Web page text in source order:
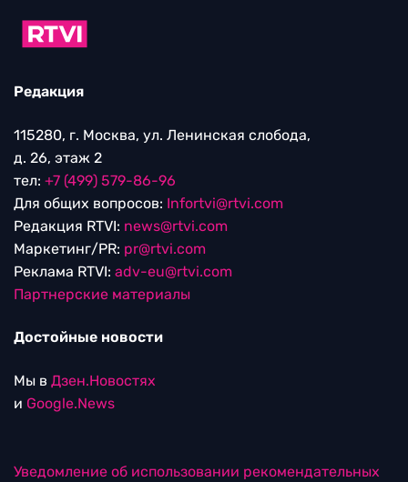
Редакция
115280, г. Москва, ул. Ленинская слобода,
д. 26, этаж 2
тел: +7 (499) 579-86-96
Для общих вопросов: Infortvi@rtvi.com
Редакция RTVI: news@rtvi.com
Маркетинг/PR: pr@rtvi.com
Реклама RTVI: adv-eu@rtvi.com
Партнерские материалы
Достойные новости
Мы в Дзен.Новостях
и Google.News
Уведомление об использовании рекомендательных